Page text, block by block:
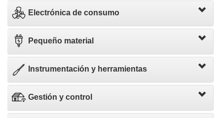
Electrónica de consumo
Pequeño material
Instrumentación y herramientas
Gestión y control